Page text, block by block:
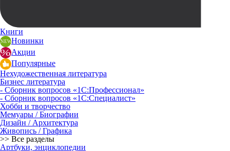
Книги
Новинки
Акции
Популярные
Нехудожественная литература
Бизнес литература
- Сборник вопросов «1С:Профессионал»
- Сборник вопросов «1С:Специалист»
Хобби и творчество
Мемуары / Биографии
Дизайн / Архитектура
Живопись / Графика
>> Все разделы
Артбуки, энциклопедии